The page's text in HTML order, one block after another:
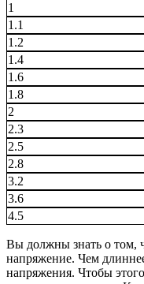
1
1.1
1.2
1.4
1.6
1.8
2
2.3
2.5
2.8
3.2
3.6
4.5
Вы должны знать о том,
напряжение. Чем
напряжения. Чтобы